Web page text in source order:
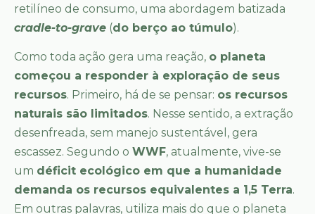
retilíneo de consumo, uma abordagem batizada
cradle-to-grave (do berço ao túmulo).
Como toda ação gera uma reação, o planeta
começou a responder à exploração de seus
recursos. Primeiro, há de se pensar: os recursos
naturais são limitados. Nesse sentido, a extração
desenfreada, sem manejo sustentável, gera
escassez. Segundo o WWF, atualmente, vive-se
um déficit ecológico em que a humanidade
demanda os recursos equivalentes a 1,5 Terra.
Em outras palavras, utiliza mais do que o planeta